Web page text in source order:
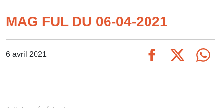
MAG FUL DU 06-04-2021
6 avril 2021